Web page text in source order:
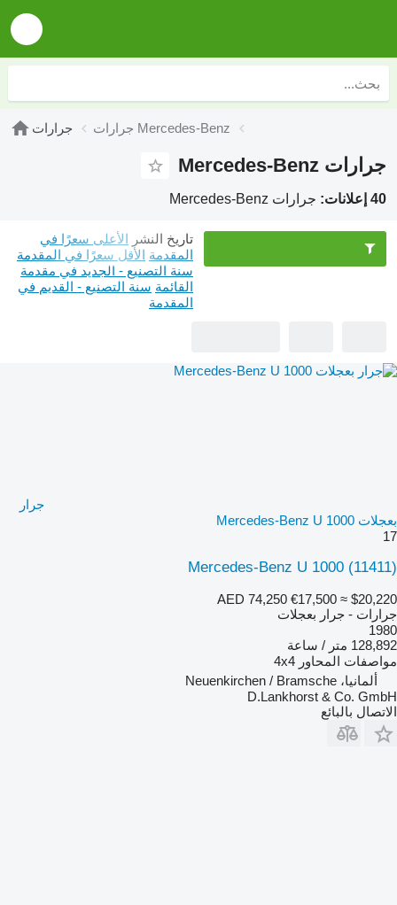
جرارات جرارات Mercedes-Benz
جرارات Mercedes-Benz
40 إعلانات: جرارات Mercedes-Benz
تاريخ النشر الأعلى سعرًا في
المقدمة الأقل سعرًا في المقدمة
سنة التصنيع - الجديد في مقدمة
القائمة سنة التصنيع - القديم في
المقدمة
جرار
بعجلات Mercedes-Benz U 1000
17
Mercedes-Benz U 1000 (11411)
AED 74,250 €17,500 ≈ $20,220
جرارات - جرار بعجلات
1980
128,892 متر / ساعة
مواصفات المحاور 4x4
ألمانيا، Neuenkirchen / Bramsche
D.Lankhorst & Co. GmbH
الاتصال بالبائع